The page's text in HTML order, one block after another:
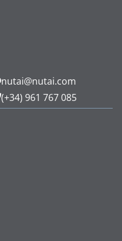
nutai@nutai.com
(+34) 961 767 085